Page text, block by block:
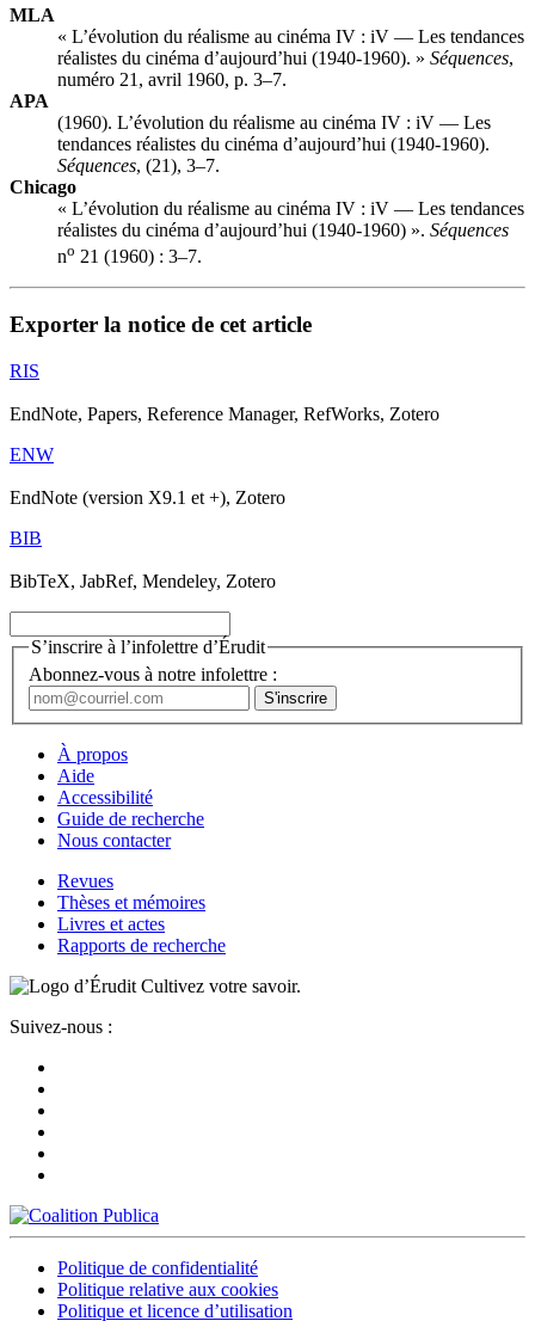
MLA
« L’évolution du réalisme au cinéma IV : iV — Les tendances
réalistes du cinéma d’aujourd’hui (1940-1960). » Séquences,
numéro 21, avril 1960, p. 3–7.
APA
(1960). L’évolution du réalisme au cinéma IV : iV — Les
tendances réalistes du cinéma d’aujourd’hui (1940-1960).
Séquences, (21), 3–7.
Chicago
« L’évolution du réalisme au cinéma IV : iV — Les tendances
réalistes du cinéma d’aujourd’hui (1940-1960) ». Séquences
no 21 (1960) : 3–7.
Exporter la notice de cet article
RIS
EndNote, Papers, Reference Manager, RefWorks, Zotero
ENW
EndNote (version X9.1 et +), Zotero
BIB
BibTeX, JabRef, Mendeley, Zotero
S’inscrire à l’infolettre d’Érudit
Abonnez-vous à notre infolettre :
À propos
Aide
Accessibilité
Guide de recherche
Nous contacter
Revues
Thèses et mémoires
Livres et actes
Rapports de recherche
Cultivez votre savoir.
Suivez-nous :
Politique de confidentialité
Politique relative aux cookies
Politique et licence d’utilisation